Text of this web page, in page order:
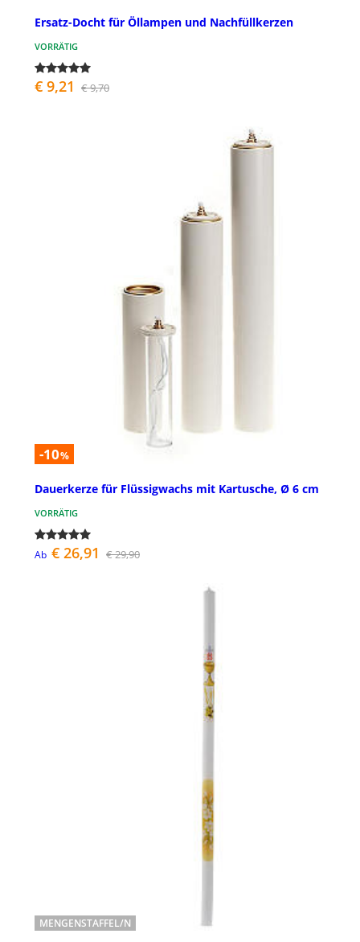
Ersatz-Docht für Öllampen und Nachfüllkerzen
VORRÄTIG
€ 9,21 € 9,70
-10%
Dauerkerze für Flüssigwachs mit Kartusche, Ø 6 cm
VORRÄTIG
Ab € 26,91 € 29,90
MENGENSTAFFEL/N